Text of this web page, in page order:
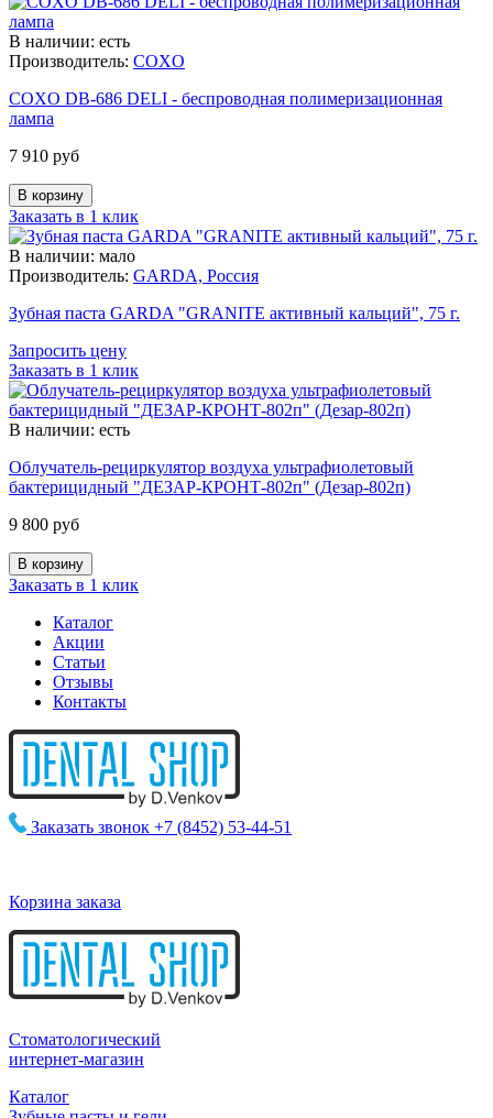
В наличии: есть
Производитель: COXO
COXO DB-686 DELI - беспроводная полимеризационная
лампа
7 910 руб
Заказать в 1 клик
В наличии: мало
Производитель: GARDA, Россия
Зубная паста GARDA "GRANITE активный кальций", 75 г.
Запросить цену
Заказать в 1 клик
В наличии: есть
Облучатель-рециркулятор воздуха ультрафиолетовый
бактерицидный "ДЕЗАР-КРОНТ-802п" (Дезар-802п)
9 800 руб
Заказать в 1 клик
Каталог
Акции
Статьи
Отзывы
Контакты
Заказать звонок +7 (8452) 53-44-51
Корзина заказа
Стоматологический
интернет-магазин
Каталог